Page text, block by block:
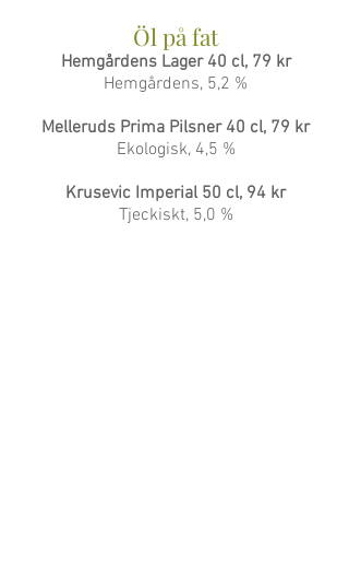
Öl på fat
Hemgårdens Lager 40 cl, 79 kr
Hemgårdens, 5,2 %
Melleruds Prima Pilsner 40 cl, 79 kr
Ekologisk, 4,5 %
Krusevic Imperial 50 cl, 94 kr
Tjeckiskt, 5,0 %